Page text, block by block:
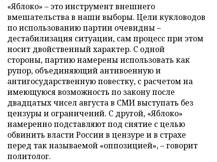
«Яблоко» – это инструмент внешнего
вмешательства в наши выборы. Цели кукловодов
по использованию партии очевидны –
дестабилизация ситуации, сам процесс при этом
носит двойственный характер. С одной
стороны, партию намерены использовать как
рупор, объединяющий антивоенную и
антигосударственную повестку, с расчетом на
имеющуюся возможность по закону после
двадцатых чисел августа в СМИ выступать без
цензуры и ограничений. С другой, «Яблоко»
намеренно подставляют под снятие с целью
обвинить власти России в цензуре и в страхе
перед так называемой «оппозицией», – говорит
политолог.